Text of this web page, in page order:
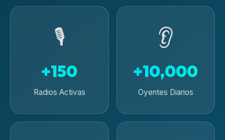
🎙️
+150
Radios Activas
👂
+10,000
Oyentes Diarios